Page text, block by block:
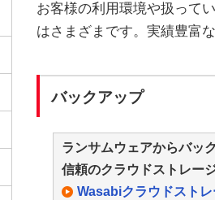
お客様の利用環境や扱って
はさまざまです。実績豊富
バックアップ
ランサムウェアからバッ
信頼のクラウドストレー
Wasabiクラウドスト